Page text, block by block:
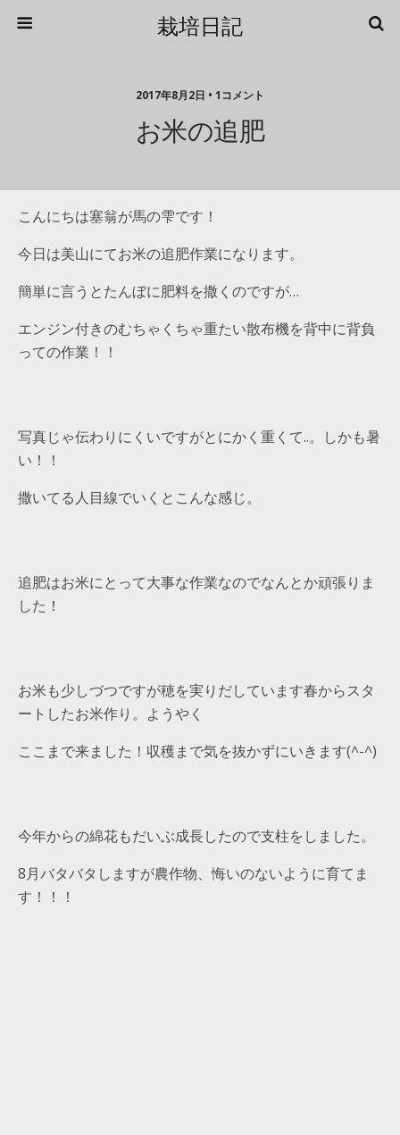
栽培日記
2017年8月2日 • 1コメント
お米の追肥
こんにちは塞翁が馬の雫です！
今日は美山にてお米の追肥作業になります。
簡単に言うとたんぼに肥料を撒くのですが…
エンジン付きのむちゃくちゃ重たい散布機を背中に背負
っての作業！！
写真じゃ伝わりにくいですがとにかく重くて..。しかも暑
い！！
撒いてる人目線でいくとこんな感じ。
追肥はお米にとって大事な作業なのでなんとか頑張りま
した！
お米も少しづつですが穂を実りだしています春からスタ
ートしたお米作り。ようやく
ここまで来ました！収穫まで気を抜かずにいきます(^-^)
今年からの綿花もだいぶ成長したので支柱をしました。
8月バタバタしますが農作物、悔いのないように育てま
す！！！